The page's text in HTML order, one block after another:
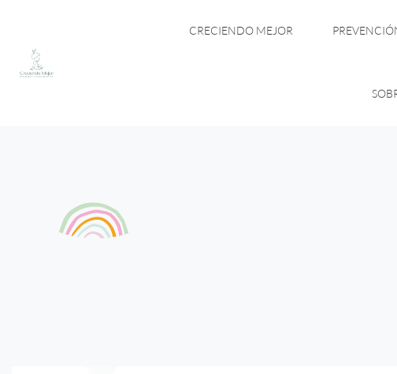
CRECIENDO MEJOR